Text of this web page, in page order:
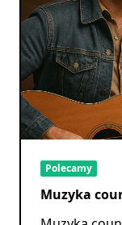
Polecamy
Muzyka